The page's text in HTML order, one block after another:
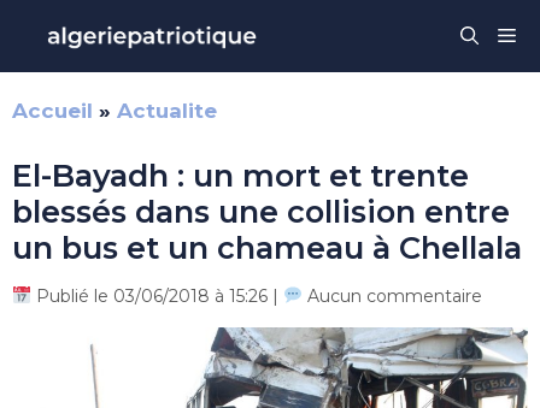
contenu
Accueil » Actualite
El-Bayadh : un mort et trente
blessés dans une collision entre
un bus et un chameau à Chellala
Publié le 03/06/2018 à 15:26 | Aucun commentaire